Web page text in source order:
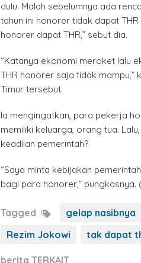
dulu. Malah sebelumnya ada
tahun ini honorer tidak dapat
honorer dapat THR,” sebut dia.
“Katanya ekonomi meroket lalu
THR honorer saja tidak mampu,”
Timur tersebut.
Ia mengingatkan, para pekerja
memiliki keluarga, orang tua.
keadilan pemerintah?
“Saya minta kebijakan
bagi para honorer,” pungkasnya.
Tagged gelap nasibnya
Rezim Jokowi
tak dapat
berita TERKAIT